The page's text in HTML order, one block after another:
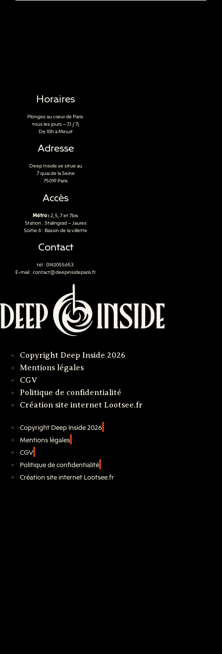
Horaires
Plongez au cœur de Paris
tous les jours – 7J / 7j
De 10h à Minuit
Adresse
Deep Inside se situe au
7 quai de la Seine
75019 Paris
Accès
Métro : 2, 5, 7 et 7bis
Station : Stalingrad – Jaures
Sortie 6 : Bassin de la villette
Contact
tél : 0142055653
E-mail : contact@deepinsideparis.fr
Copyright Deep Inside 2026
Mentions légales
CGV
Politique de confidentialité
Création site internet Lootsee.fr
Copyright Deep Inside 2026
Mentions légales
CGV
Politique de confidentialité
Création site internet Lootsee.fr